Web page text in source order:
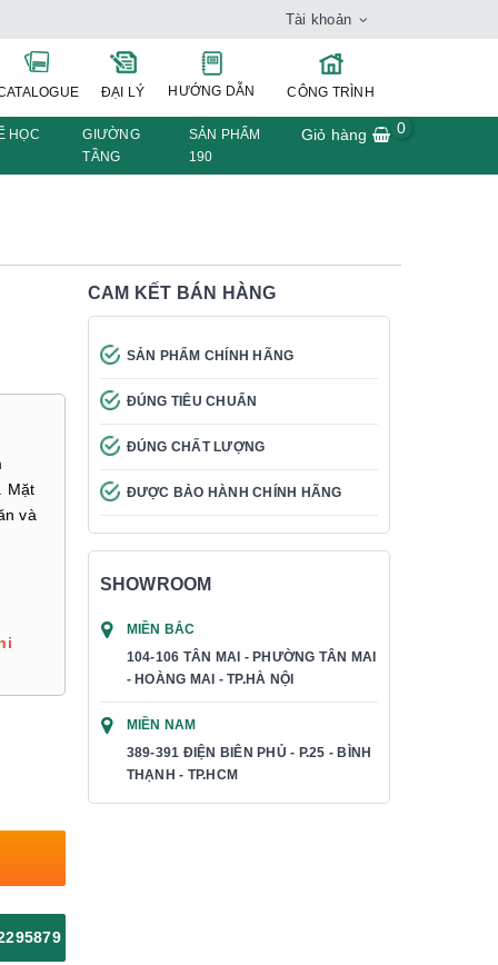
Tài khoản
ĐẠI LÝ HƯỚNG DẪN CÔNG TRÌNH
HỌC
GIƯỜNG
TẦNG
SẢN PHẨM
190
Giỏ hàng 0
Mặt
và
CAM KẾT BÁN HÀNG
SẢN PHẨM CHÍNH HÃNG
ĐÚNG TIÊU CHUẨN
ĐÚNG CHẤT LƯỢNG
ĐƯỢC BẢO HÀNH CHÍNH HÃNG
SHOWROOM
MIỀN BẮC
104-106 TÂN MAI - PHƯỜNG TÂN MAI
- HOÀNG MAI - TP.HÀ NỘI
MIỀN NAM
389-391 ĐIỆN BIÊN PHỦ - P.25 - BÌNH
THẠNH - TP.HCM